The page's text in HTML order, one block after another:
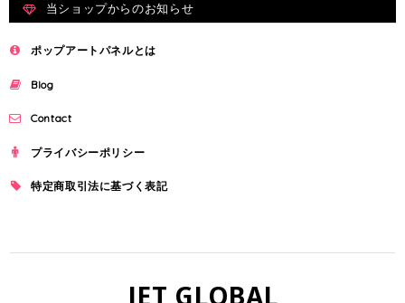
当ショップからのお知らせ
ポップアートパネルとは
Blog
Contact
プライバシーポリシー
特定商取引法に基づく表記
JET GLOBAL